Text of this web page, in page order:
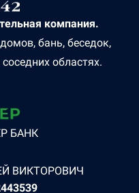
компания.
бань, беседок,
областях.
БАНК
ВИКТОРОВИЧ